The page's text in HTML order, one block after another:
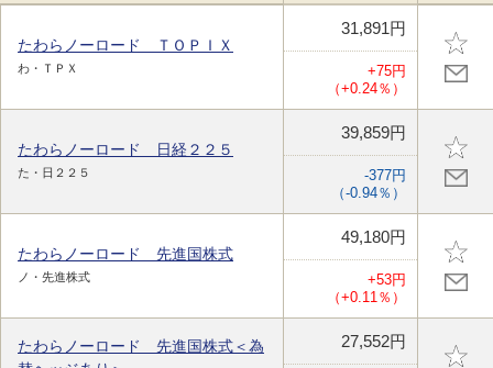
たわらノーロード ＴＯＰＩＸ
わ・ＴＰＸ
31,891円
+75円
（+0.24％）
たわらノーロード 日経２２５
た・日２２５
39,859円
-377円
（-0.94％）
たわらノーロード 先進国株式
ノ・先進株式
49,180円
+53円
（+0.11％）
たわらノーロード 先進国株式＜為
27,552円